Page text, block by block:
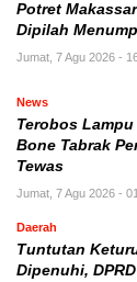
Potret
Dipilah
Jumat, 7 Agu 2026 -
News
Terobos
Bone Tabrak
Tewas
Jumat, 7 Agu 2026 -
Daerah
Tuntutan
Dipenuhi,